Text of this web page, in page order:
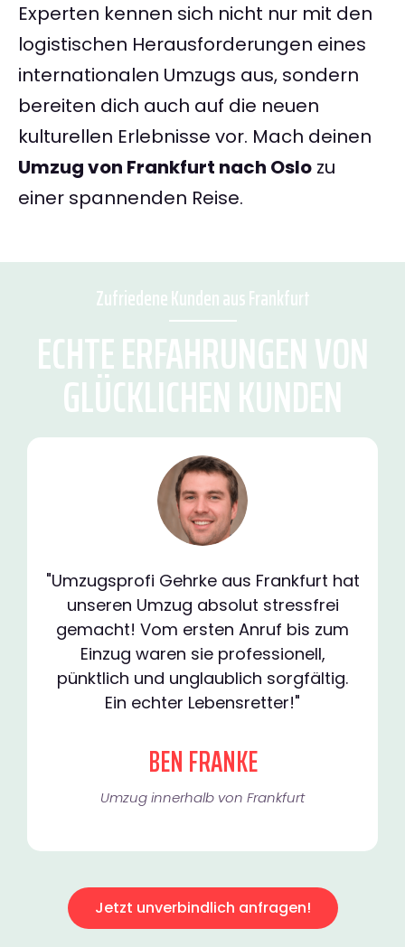
Experten kennen sich nicht nur mit den
logistischen Herausforderungen eines
internationalen Umzugs aus, sondern
bereiten dich auch auf die neuen
kulturellen Erlebnisse vor. Mach deinen
Umzug von Frankfurt nach Oslo zu
einer spannenden Reise.
Zufriedene Kunden aus Frankfurt
ECHTE ERFAHRUNGEN VON
GLÜCKLICHEN KUNDEN
"Umzugsprofi Gehrke aus Frankfurt hat
unseren Umzug absolut stressfrei
gemacht! Vom ersten Anruf bis zum
Einzug waren sie professionell,
pünktlich und unglaublich sorgfältig.
Ein echter Lebensretter!"
BEN FRANKE
Umzug innerhalb von Frankfurt​
Jetzt unverbindlich anfragen!